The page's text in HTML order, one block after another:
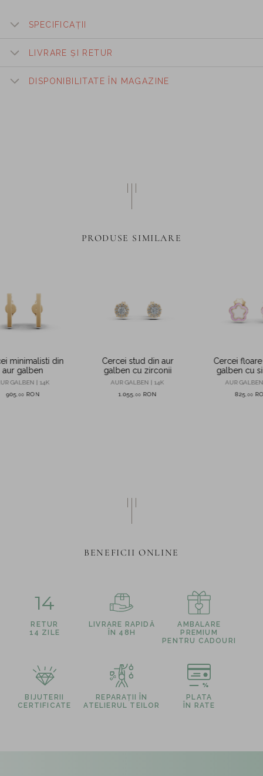
SPECIFICAȚII
LIVRARE ȘI RETUR
DISPONIBILITATE ÎN MAGAZINE
PRODUSE SIMILARE
minimalisti din
aur galben
GALBEN | 14K
905 00 RON
Cercei stud din aur
galben cu zirconii
AUR GALBEN | 14K
1.055 00 RON
Cercei
galben cu
0.04ct
AUR
825 00
BENEFICII ONLINE
14
RETUR
14 ZILE
LIVRARE RAPIDĂ
ÎN 48H
AMBALARE
PREMIUM
PENTRU CADOURI
BIJUTERII
CERTIFICATE
REPARAȚII ÎN
ATELIERUL TEILOR
PLATA
ÎN RATE